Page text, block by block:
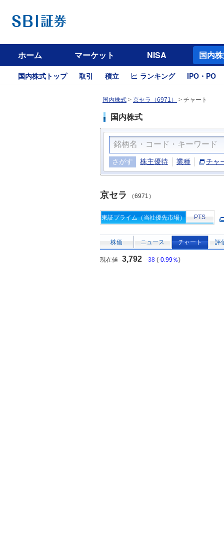
ホーム マーケット NISA 国内
国内株式トップ 取引 積立 ランキング IPO・PO
国内株式 > 京セラ（6971） > チャート
国内株式
さがす 株主優待 業種 チャ
京セラ （6971）
東証プライム（当社優先市場） PTS
株価 ニュース チャート 評
現在値 3,792 -38 (-0.99％)